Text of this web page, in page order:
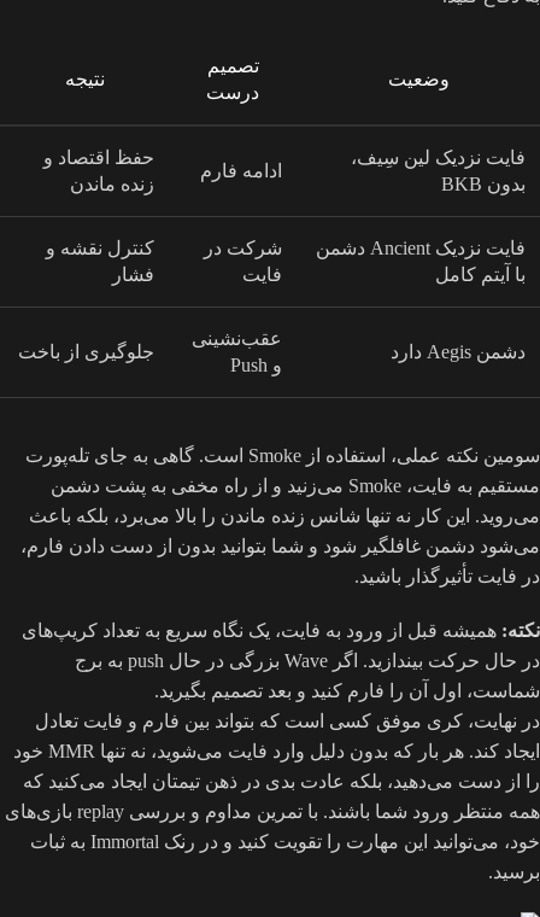
وضعیت
تصمیم
درست
نتیجه
فایت نزدیک لین سِیف،
بدون BKB
ادامه فارم
حفظ اقتصاد و
زنده ماندن
فایت نزدیک Ancient دشمن
با آیتم کامل
شرکت در
فایت
کنترل نقشه و
فشار
دشمن Aegis دارد
عقب‌نشینی
و Push
جلوگیری از باخت
سومین نکته عملی، استفاده از Smoke است. گاهی به جای تله‌پورت
مستقیم به فایت، Smoke می‌زنید و از راه مخفی به پشت دشمن
می‌روید. این کار نه تنها شانس زنده ماندن را بالا می‌برد، بلکه باعث
می‌شود دشمن غافلگیر شود و شما بتوانید بدون از دست دادن فارم،
در فایت تأثیرگذار باشید.
نکته: همیشه قبل از ورود به فایت، یک نگاه سریع به تعداد کریپ‌های
در حال حرکت بیندازید. اگر Wave بزرگی در حال push به برج
شماست، اول آن را فارم کنید و بعد تصمیم بگیرید.
در نهایت، کری موفق کسی است که بتواند بین فارم و فایت تعادل
ایجاد کند. هر بار که بدون دلیل وارد فایت می‌شوید، نه تنها MMR خود
را از دست می‌دهید، بلکه عادت بدی در ذهن تیمتان ایجاد می‌کنید که
همه منتظر ورود شما باشند. با تمرین مداوم و بررسی replay بازی‌های
خود، می‌توانید این مهارت را تقویت کنید و در رنک Immortal به ثبات
برسید.